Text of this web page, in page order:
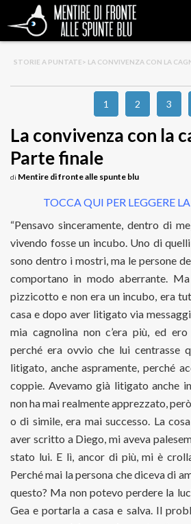
STORIE A PUNTATE> LA CONVIVENZA CON LA
1 2 3
La convivenza con la
Parte finale
di Mentire di fronte alle spunte blu
TOCCA QUI PER LEGGERE
“Pensavo sinceramente, dentro di
vivendo fosse un incubo. Uno di
sono dentro i mostri, ma le persone
comportano in modo aberrante.
pizzicotto e non era un incubo, era
casa e dopo aver litigato via
mia cagnolina non c’era più, ed
perché era ovvio che lui centrasse
litigato, anche aspramente, perché
coppie. Avevamo già litigato anche
non ha mai realmente apprezzato,
o di simile, era mai successo. La
aver scritto a Diego, mi aveva
stato lui. E lì, ancor di più, mi è
Perché mai la persona che diceva di
questo? Ma non potevo perdere la
Gea e portarla a casa e salva. Il